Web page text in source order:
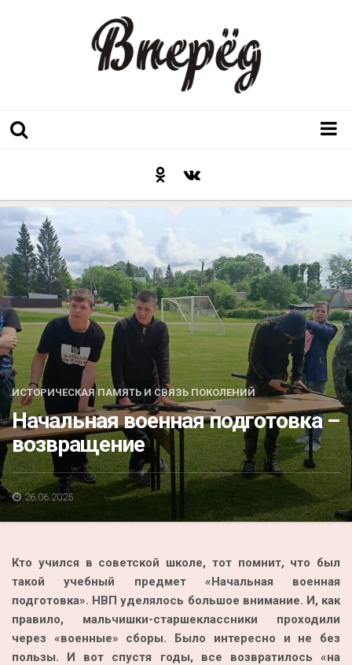
Послесловие к празднику
Факт
Неожиданный ракурс
Контакты
Люди родного края
Акция
К 70-летию районного Дома культуры
Конкурс
Люди родного края
Национальные проекты
Память
Перепись — 2020
ИСТОРИЧЕСКАЯ ПАМЯТЬ И СВЯЗЬ ПОКОЛЕНИЙ
Начальная военная подготовка –
возвращение
26.06.2025
Кто учился в советской школе, тот помнит, что был
такой учебный предмет «Начальная военная
подготовка». НВП уделялось большое внимание. И, как
правило, мальчишки-старшеклассники проходили
через «военные» сборы. Было интересно и не без
пользы. И вот спустя годы, все возвратилось «на